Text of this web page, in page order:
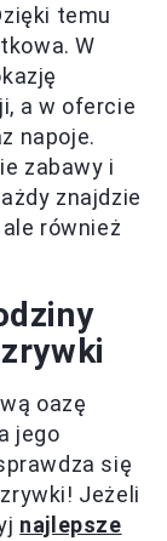
temu
W
a w ofercie
napoje.
zabawy i
znajdzie
również
oazę
jego
się
Jeżeli
najlepsze